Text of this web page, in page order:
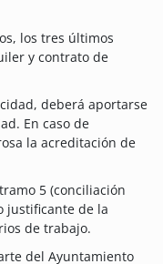
los tres últimos
y contrato de
deberá aportarse
En caso de
la acreditación de
5 (conciliación
justificante de la
de trabajo.
del Ayuntamiento